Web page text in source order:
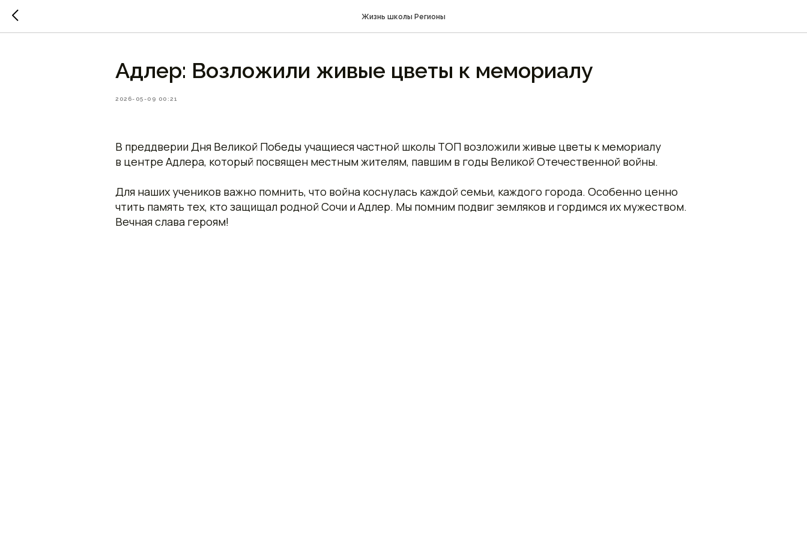
Жизнь школы Регионы
Адлер: Возложили живые цветы к мемориалу
2026-05-09 00:21
В преддверии Дня Великой Победы учащиеся частной школы ТОП возложили живые цветы к мемориалу
в центре Адлера, который посвящен местным жителям, павшим в годы Великой Отечественной войны.
Для наших учеников важно помнить, что война коснулась каждой семьи, каждого города. Особенно ценно
чтить память тех, кто защищал родной Сочи и Адлер. Мы помним подвиг земляков и гордимся их мужеством.
Вечная слава героям!